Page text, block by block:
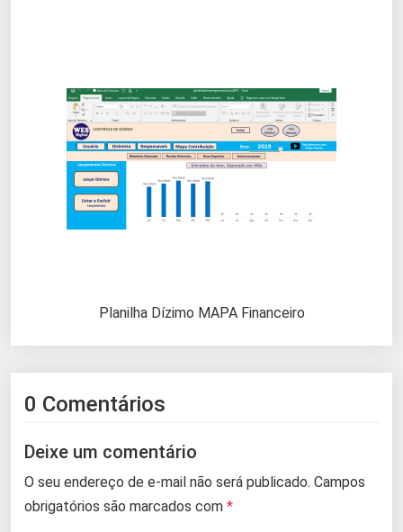
Planilha Dízimo MAPA Financeiro
0 Comentários
Deixe um comentário
O seu endereço de e-mail não será publicado. Campos
obrigatórios são marcados com *